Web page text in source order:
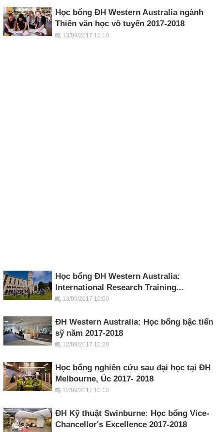
Học bổng ĐH Western Australia ngành
Thiên văn học vô tuyến 2017-2018
13/09/2017 10:10
Học bổng ĐH Western Australia:
International Research Training...
13/09/2017 10:00
ĐH Western Australia: Học bổng bậc tiến
sỹ năm 2017-2018
12/09/2017 10:20
Học bổng nghiên cứu sau đại học tại ĐH
Melbourne, Úc 2017- 2018
12/09/2017 10:10
ĐH Kỹ thuật Swinburne: Học bổng Vice-
Chancellor's Excellence 2017-2018